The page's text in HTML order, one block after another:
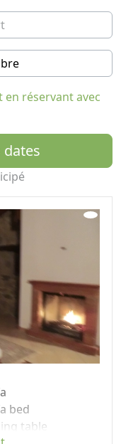
Modène, à 30 km
en réservant avec
dates
bed
table